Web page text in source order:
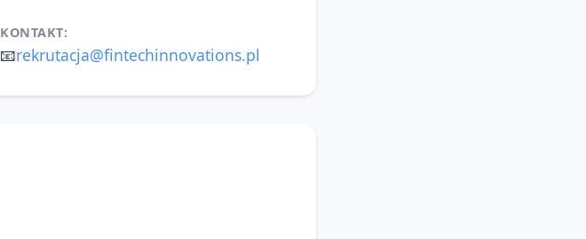
KONTAKT:
📧rekrutacja@fintechinnovations.pl